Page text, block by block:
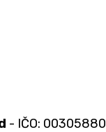
- IČO: 00305880